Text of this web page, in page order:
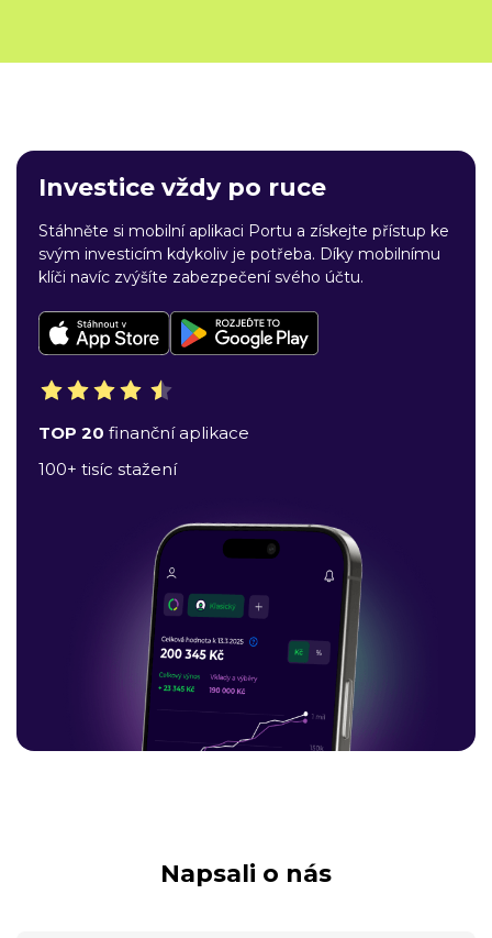
Investice vždy po ruce
Stáhněte si mobilní aplikaci Portu a získejte přístup ke
svým investicím kdykoliv je potřeba. Díky mobilnímu
klíči navíc zvýšíte zabezpečení svého účtu.
TOP 20 finanční aplikace
100+ tisíc stažení
Napsali o nás